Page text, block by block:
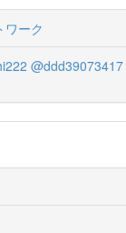
ワーク
@ddd39073417